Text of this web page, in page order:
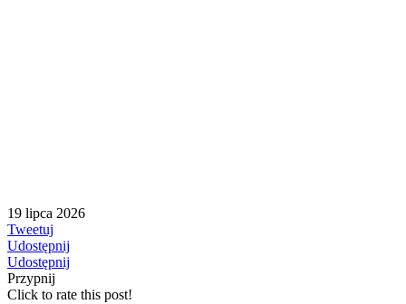
19 lipca 2026
Tweetuj
Udostępnij
Udostępnij
Przypnij
Click to rate this post!